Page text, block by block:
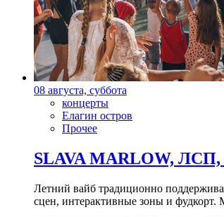
08 августа, суббота
концерты
Елагин остров
Прочее
SLAVA MARLOW, ЛСП,
Летний вайб традиционно
сцен, интерактивные зоны и фудкорт.